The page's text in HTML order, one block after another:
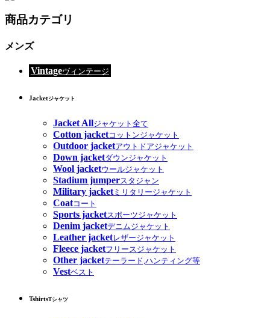
商品カテゴリ
メンズ
Vintageヴィンテージ
Jacketジャケット
Jacket Allジャケット全て
Cotton jacketコットンジャケット
Outdoor jacketアウトドアジャケット
Down jacketダウンジャケット
Wool jacketウールジャケット
Stadium jumperスタジャン
Military jacketミリタリージャケット
Coatコート
Sports jacketスポーツジャケット
Denim jacketデニムジャケット
Leather jacketレザージャケット
Fleece jacketフリースジャケット
Other jacketテーラード,ハンティング等
Vestベスト
TshirtsTシャツ